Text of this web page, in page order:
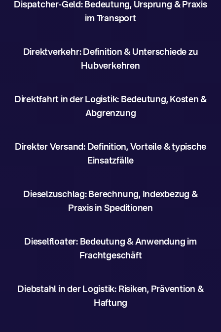
Dispatcher-Geld: Bedeutung, Ursprung & Praxis
im Transport
Direktverkehr: Definition & Unterschiede zu
Hubverkehren
Direktfahrt in der Logistik: Bedeutung, Kosten &
Abgrenzung
Direkter Versand: Definition, Vorteile & typische
Einsatzfälle
Dieselzuschlag: Berechnung, Indexbezug &
Praxis in Speditionen
Dieselfloater: Bedeutung & Anwendung im
Frachtgeschäft
Diebstahl in der Logistik: Risiken, Prävention &
Haftung